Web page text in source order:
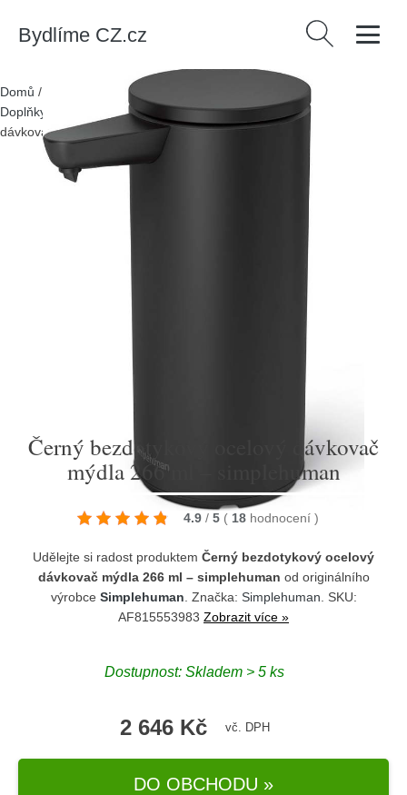
Bydlíme CZ.cz Vyhledávání
Domů /
> Bytové doplňky > Doplňky do koupelny >
Doplňky k umyvadlu > Dávkovače/Černý bezdotykový ocelový
dávkovač mýdla 266 ml – simplehuman
Černý bezdotykový ocelový dávkovač
mýdla 266 ml – simplehuman
4.9 / 5 ( 18 hodnocení )
Udělejte si radost produktem Černý bezdotykový ocelový
dávkovač mýdla 266 ml – simplehuman od originálního
výrobce Simplehuman . Značka: Simplehuman . SKU:
AF815553983 Zobrazit více »
Dostupnost: Skladem > 5 ks
2 646 Kč vč. DPH
DO OBCHODU »